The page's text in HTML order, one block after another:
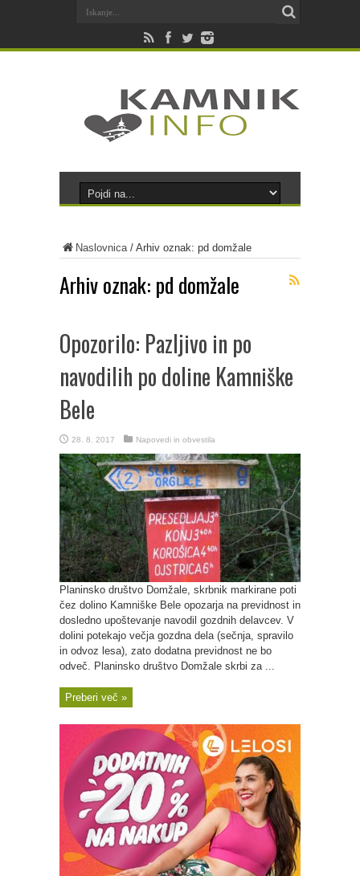
Naslovnica/ Arhiv oznak: pd domžale
Arhiv oznak: pd domžale
Opozorilo: Pazljivo in po
navodilih po doline Kamniške
Bele
28. 8. 2017 Napovedi in obvestila
Planinsko društvo Domžale, skrbnik markirane poti
čez dolino Kamniške Bele opozarja na previdnost in
dosledno upoštevanje navodil gozdnih delavcev. V
dolini potekajo večja gozdna dela (sečnja, spravilo
in odvoz lesa), zato dodatna previdnost ne bo
odveč. Planinsko društvo Domžale skrbi za ...
Preberi več »